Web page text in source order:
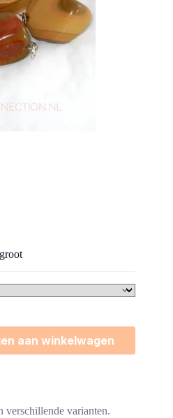
aan winkelwagen
verschillende varianten.